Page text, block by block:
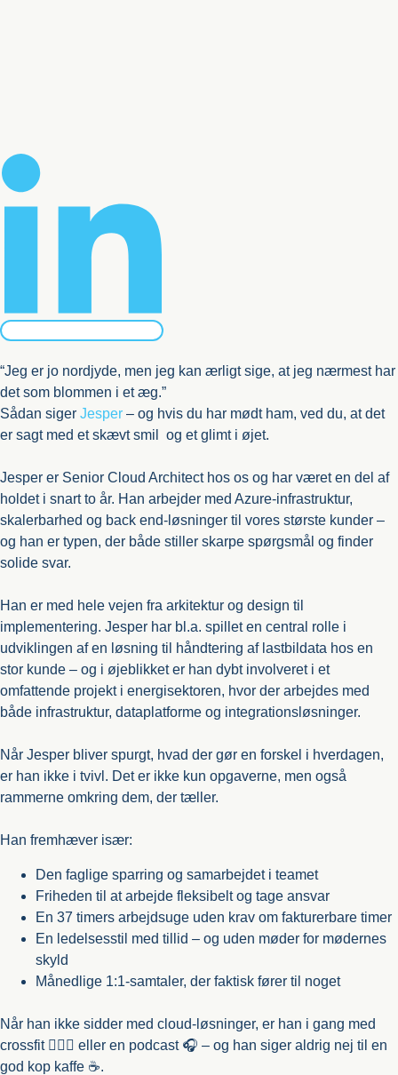
“Jeg er jo nordjyde, men jeg kan ærligt sige, at jeg nærmest har
det som blommen i et æg.”
Sådan siger Jesper – og hvis du har mødt ham, ved du, at det
er sagt med et skævt smil og et glimt i øjet.
Jesper er Senior Cloud Architect hos os og har været en del af
holdet i snart to år. Han arbejder med Azure-infrastruktur,
skalerbarhed og back end-løsninger til vores største kunder –
og han er typen, der både stiller skarpe spørgsmål og finder
solide svar.
Han er med hele vejen fra arkitektur og design til
implementering. Jesper har bl.a. spillet en central rolle i
udviklingen af en løsning til håndtering af lastbildata hos en
stor kunde – og i øjeblikket er han dybt involveret i et
omfattende projekt i energisektoren, hvor der arbejdes med
både infrastruktur, dataplatforme og integrationsløsninger.
Når Jesper bliver spurgt, hvad der gør en forskel i hverdagen,
er han ikke i tvivl. Det er ikke kun opgaverne, men også
rammerne omkring dem, der tæller.
Han fremhæver især:
Den faglige sparring og samarbejdet i teamet
Friheden til at arbejde fleksibelt og tage ansvar
En 37 timers arbejdsuge uden krav om fakturerbare timer
En ledelsesstil med tillid – og uden møder for mødernes
skyld
Månedlige 1:1-samtaler, der faktisk fører til noget
Når han ikke sidder med cloud-løsninger, er han i gang med
crossfit 🏋🏻‍♂️ eller en podcast 🎧 – og han siger aldrig nej til en
god kop kaffe ☕.